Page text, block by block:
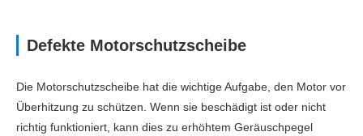
Defekte Motorschutzscheibe
Die Motorschutzscheibe hat die wichtige Aufgabe, den Motor vor
Überhitzung zu schützen. Wenn sie beschädigt ist oder nicht
richtig funktioniert, kann dies zu erhöhtem Geräuschpegel